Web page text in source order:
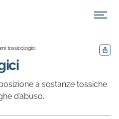
Apri
tossicologici
a sostanze tossiche
d’abuso.